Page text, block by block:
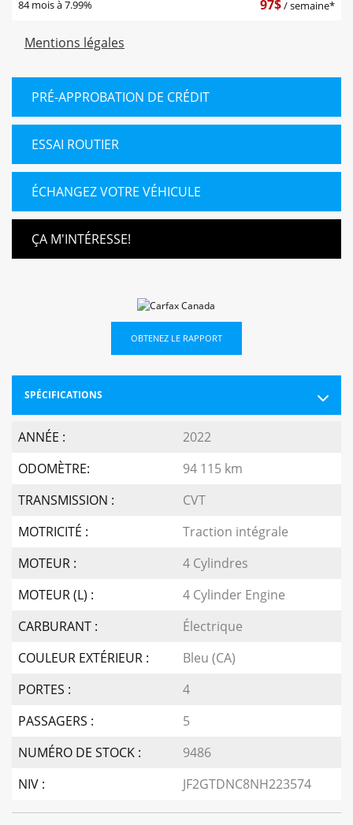
OBTENEZ LE RAPPORT
SPÉCIFICATIONS
ANNÉE :
2022
ODOMÈTRE:
94 115 km
TRANSMISSION :
CVT
MOTRICITÉ :
Traction intégrale
MOTEUR :
4 Cylindres
MOTEUR (L) :
4 Cylinder Engine
CARBURANT :
Électrique
COULEUR EXTÉRIEUR :
Bleu (CA)
PORTES :
4
PASSAGERS :
5
NUMÉRO DE STOCK :
9486
NIV :
JF2GTDNC8NH223574
84 mois à 7.99%
97$/ semaine*
Mentions légales
PRÉ-APPROBATION DE CRÉDIT
ESSAI ROUTIER
ÉCHANGEZ VOTRE VÉHICULE
ÇA M'INTÉRESSE!